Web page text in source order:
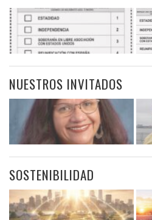
NUESTROS INVITADOS
SOSTENIBILIDAD